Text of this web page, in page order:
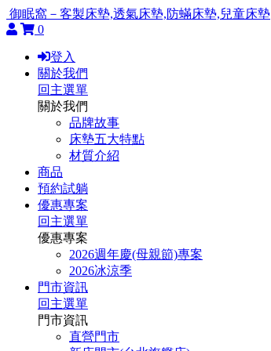
御眠窩－客製床墊,透氣床墊,防蟎床墊,兒童床墊
0
登入
關於我們
回主選單
關於我們
品牌故事
床墊五大特點
材質介紹
商品
預約試躺
優惠專案
回主選單
優惠專案
2026週年慶(母親節)專案
2026冰涼季
門市資訊
回主選單
門市資訊
直營門市